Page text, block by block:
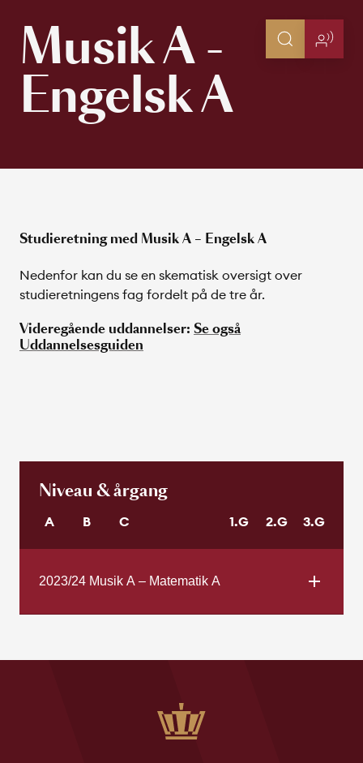
Musik A -
Engelsk A
Studieretning med Musik A – Engelsk A
Nedenfor kan du se en skematisk oversigt over
studieretningens fag fordelt på de tre år.
Videregående uddannelser: Se også
Uddannelsesguiden
Niveau & årgang
A B C 1.G 2.G 3.G
2023/24 Musik A – Matematik A